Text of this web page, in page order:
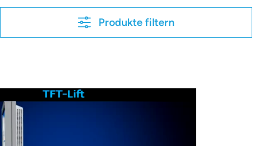
Produkte filtern